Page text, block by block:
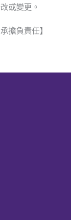
或變更。
擔負責任】